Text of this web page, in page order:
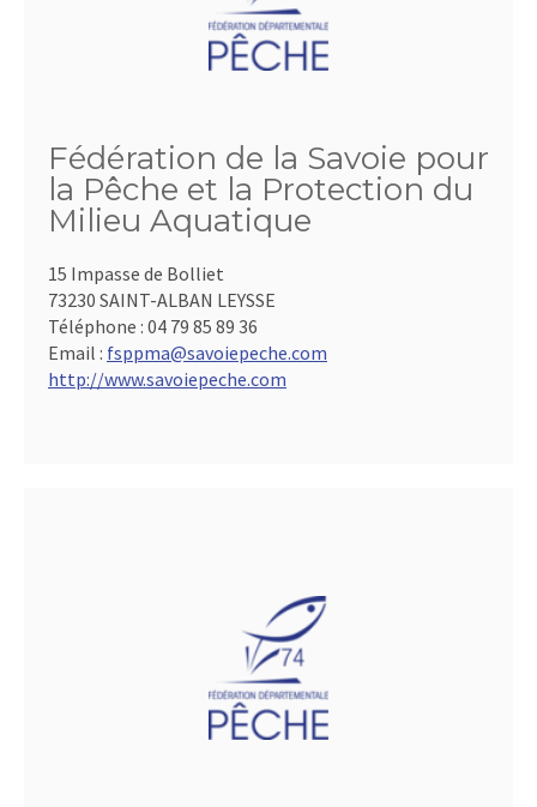
Fédération de la Savoie pour
la Pêche et la Protection du
Milieu Aquatique
15 Impasse de Bolliet
73230 SAINT-ALBAN LEYSSE
Téléphone : 04 79 85 89 36
Email : fsppma@savoiepeche.com
http://www.savoiepeche.com